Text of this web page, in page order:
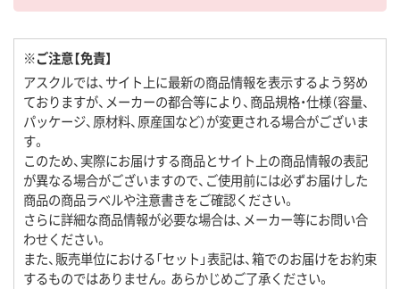
※ご注意【免責】
アスクルでは、サイト上に最新の商品情報を表示するよう努め
ておりますが、メーカーの都合等により、商品規格・仕様（容量、
パッケージ、原材料、原産国など）が変更される場合がございま
す。
このため、実際にお届けする商品とサイト上の商品情報の表記
が異なる場合がございますので、ご使用前には必ずお届けした
商品の商品ラベルや注意書きをご確認ください。
さらに詳細な商品情報が必要な場合は、メーカー等にお問い合
わせください。
また、販売単位における「セット」表記は、箱でのお届けをお約束
するものではありません。あらかじめご了承ください。